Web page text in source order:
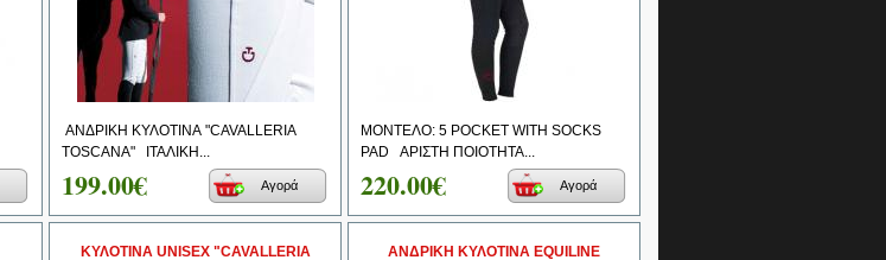
ΑΝΔΡΙΚΗ ΚΥΛΟΤΙΝΑ "CAVALLERIA
TOSCANA" ΙΤΑΛΙΚΗ...
199.00€ Αγορά
ΜΟΝΤΕΛΟ: 5 POCKET WITH SOCKS
PAD ΑΡΙΣΤΗ ΠΟΙΟΤΗΤΑ...
220.00€ Αγορά
ΚΥΛΟΤΙΝΑ UNISEX "CAVALLERIA
ΑΝΔΡΙΚΗ ΚΥΛΟΤΙΝΑ EQUILINE